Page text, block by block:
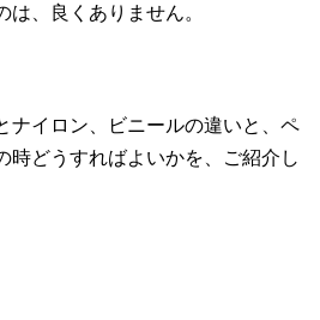
は、良くありません。
ナイロン、ビニールの違いと、ペ
時どうすればよいかを、ご紹介し